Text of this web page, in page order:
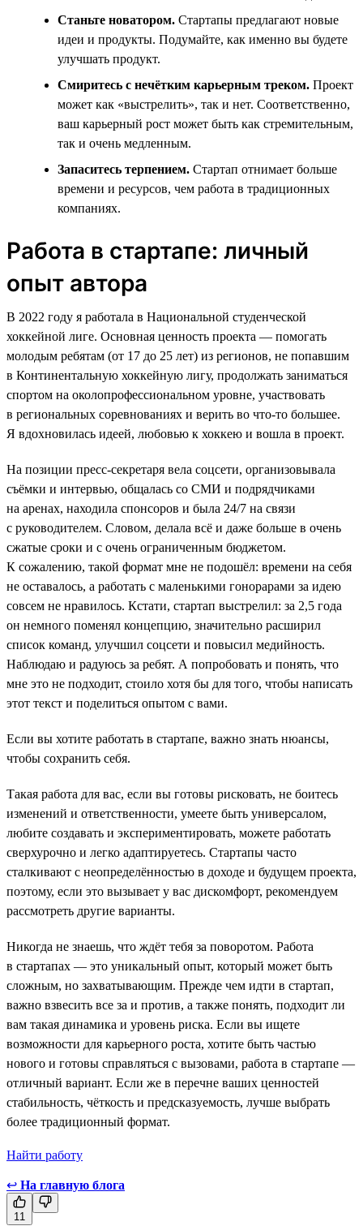
Станьте новатором. Стартапы предлагают новые
идеи и продукты. Подумайте, как именно вы будете
улучшать продукт.
Смиритесь с нечётким карьерным треком. Проект
может как «выстрелить», так и нет. Соответственно,
ваш карьерный рост может быть как стремительным,
так и очень медленным.
Запаситесь терпением. Стартап отнимает больше
времени и ресурсов, чем работа в традиционных
компаниях.
Работа в стартапе: личный
опыт автора
В 2022 году я работала в Национальной студенческой
хоккейной лиге. Основная ценность проекта — помогать
молодым ребятам (от 17 до 25 лет) из регионов, не попавшим
в Континентальную хоккейную лигу, продолжать заниматься
спортом на околопрофессиональном уровне, участвовать
в региональных соревнованиях и верить во что-то большее.
Я вдохновилась идеей, любовью к хоккею и вошла в проект.
На позиции пресс-секретаря вела соцсети, организовывала
съёмки и интервью, общалась со СМИ и подрядчиками
на аренах, находила спонсоров и была 24/7 на связи
с руководителем. Словом, делала всё и даже больше в очень
сжатые сроки и с очень ограниченным бюджетом.
К сожалению, такой формат мне не подошёл: времени на себя
не оставалось, а работать с маленькими гонорарами за идею
совсем не нравилось. Кстати, стартап выстрелил: за 2,5 года
он немного поменял концепцию, значительно расширил
список команд, улучшил соцсети и повысил медийность.
Наблюдаю и радуюсь за ребят. А попробовать и понять, что
мне это не подходит, стоило хотя бы для того, чтобы написать
этот текст и поделиться опытом с вами.
Если вы хотите работать в стартапе, важно знать нюансы,
чтобы сохранить себя.
Такая работа для вас, если вы готовы рисковать, не боитесь
изменений и ответственности, умеете быть универсалом,
любите создавать и экспериментировать, можете работать
сверхурочно и легко адаптируетесь. Стартапы часто
сталкивают с неопределённостью в доходе и будущем проекта,
поэтому, если это вызывает у вас дискомфорт, рекомендуем
рассмотреть другие варианты.
Никогда не знаешь, что ждёт тебя за поворотом. Работа
в стартапах — это уникальный опыт, который может быть
сложным, но захватывающим. Прежде чем идти в стартап,
важно взвесить все за и против, а также понять, подходит ли
вам такая динамика и уровень риска. Если вы ищете
возможности для карьерного роста, хотите быть частью
нового и готовы справляться с вызовами, работа в стартапе —
отличный вариант. Если же в перечне ваших ценностей
стабильность, чёткость и предсказуемость, лучше выбрать
более традиционный формат.
Найти работу
↩ На главную блога
11